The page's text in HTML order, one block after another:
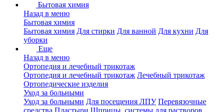
Бытовая химия
Назад в меню
Бытовая химия
Бытовая химия Для стирки Для ванной Для кухни Для
уборки
Еще
Назад в меню
Ортопедия и лечебный трикотаж
Ортопедия и лечебный трикотаж Лечебный трикотаж
Ортопедические изделия
Уход за больными
Уход за больными Для посещения ЛПУ Перевязочные
средства Пластыри Шприцы, системы для растворов